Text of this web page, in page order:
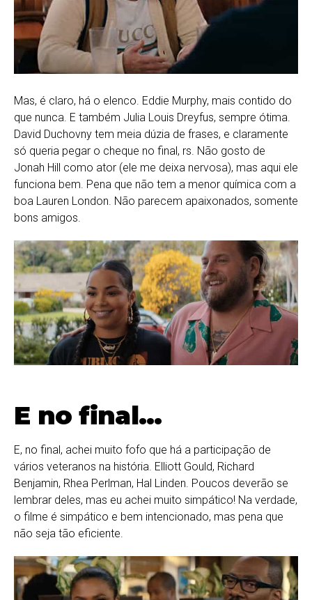
Mas, é claro, há o elenco. Eddie Murphy, mais contido do
que nunca. E também Julia Louis Dreyfus, sempre ótima.
David Duchovny tem meia dúzia de frases, e claramente
só queria pegar o cheque no final, rs. Não gosto de
Jonah Hill como ator (ele me deixa nervosa), mas aqui ele
funciona bem. Pena que não tem a menor química com a
boa Lauren London. Não parecem apaixonados, somente
bons amigos.
E no final…
E, no final, achei muito fofo que há a participação de
vários veteranos na história. Elliott Gould, Richard
Benjamin, Rhea Perlman, Hal Linden. Poucos deverão se
lembrar deles, mas eu achei muito simpático! Na verdade,
o filme é simpático e bem intencionado, mas pena que
não seja tão eficiente.